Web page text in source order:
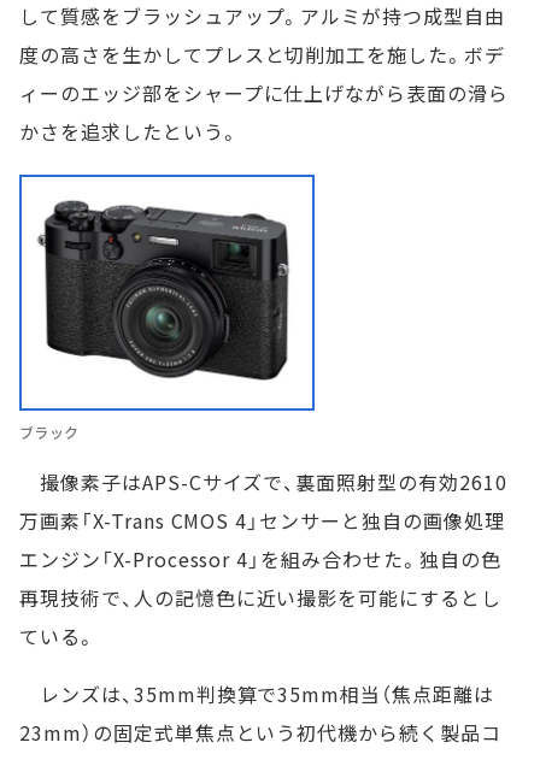
して質感をブラッシュアップ。アルミが持つ成型自由
度の高さを生かしてプレスと切削加工を施した。ボデ
ィーのエッジ部をシャープに仕上げながら表面の滑ら
かさを追求したという。
ブラック
撮像素子はAPS-Cサイズで、裏面照射型の有効2610
万画素「X-Trans CMOS 4」センサーと独自の画像処理
エンジン「X-Processor 4」を組み合わせた。独自の色
再現技術で、人の記憶色に近い撮影を可能にするとし
ている。
レンズは、35mm判換算で35mm相当（焦点距離は
23mm）の固定式単焦点という初代機から続く製品コ